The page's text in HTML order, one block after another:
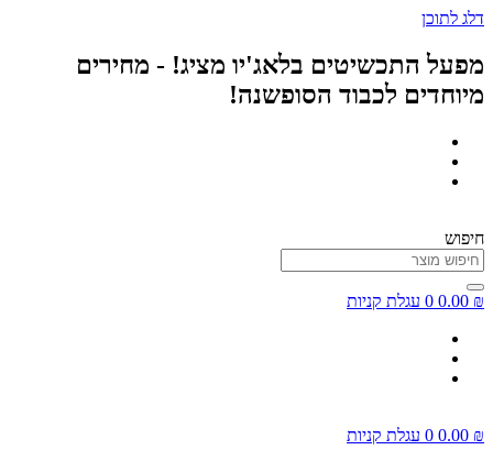
דלג לתוכן
מפעל התכשיטים בלאג'יו מציג! - מחירים
מיוחדים לכבוד הסופשנה!
חיפוש
0.00 ₪
0 עגלת קניות
0.00 ₪
0 עגלת קניות